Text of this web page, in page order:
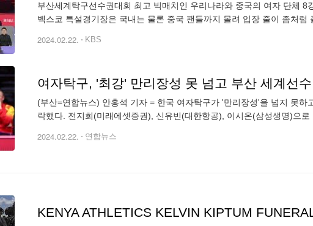
부산세계탁구선수권대회 최고 빅매치인 우리나라와 중국의 여자 단체
벡스코 특설경기장은 국내는 물론 중국 팬들까지 몰려 입장 줄이 좀처럼
2024.02.22. KBS
여자탁구, '최강' 만리장성 못 넘고 부산 세계선
(부산=연합뉴스) 안홍석 기자 = 한국 여자탁구가 '만리장성'을 넘지 못
락했다. 전지희(미래에셋증권), 신유빈(대한항공), 이시온(삼성생명)으
2024.02.22. 연합뉴스
KENYA ATHLETICS KELVIN KIPTUM